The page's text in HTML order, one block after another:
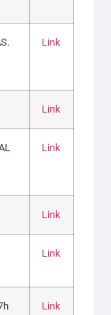
Link
Link
Link
Link
Link
Link